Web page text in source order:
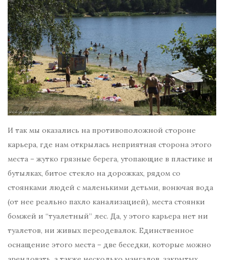
И так мы оказались на противоположной стороне
карьера, где нам открылась неприятная сторона этого
места – жутко грязные берега, утопающие в пластике и
бутылках, битое стекло на дорожках, рядом со
стоянками людей с маленькими детьми, вонючая вода
(от нее реально пахло канализацией), места стоянки
бомжей и “туалетный” лес. Да, у этого карьера нет ни
туалетов, ни живых переодевалок. Единственное
оснащение этого места – две беседки, которые можно